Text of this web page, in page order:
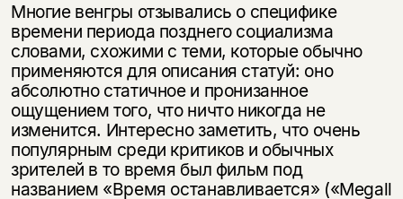
Многие венгры отзывались о специфике
времени периода позднего социа­лизма
словами, схожими с теми, которые обычно
применяются для описания статуй: оно
абсолютно статичное и пронизанное
ощущением того, что ничто никогда не
изменится. Интересно заметить, что очень
популярным среди критиков и обычных
зрителей в то время был фильм под
названием «Время останавливается» («Megall